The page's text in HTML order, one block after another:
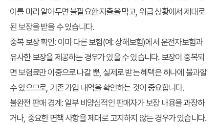
이를 미리 알아두면 불필요한 지출을 막고, 위급 상황에서 제대로
된 보장을 받을 수 있습니다.
중복 보장 확인: 이미 다른 보험(예: 상해보험)에서 운전자보험과
유사한 보장을 제공하는 경우가 있을 수 있습니다. 보장이 중복되
면 보험료만 이중으로 나갈 뿐, 실제로 받는 혜택은 하나에 불과할
수 있으므로, 기존 가입 내역을 확인하는 것이 중요합니다.
불완전 판매 경계 : 일부 비양심적인 판매자가 보장 내용을 과장하
거나, 중요한 면책 사항을 제대로 고지하지 않는 경우가 있습니다.